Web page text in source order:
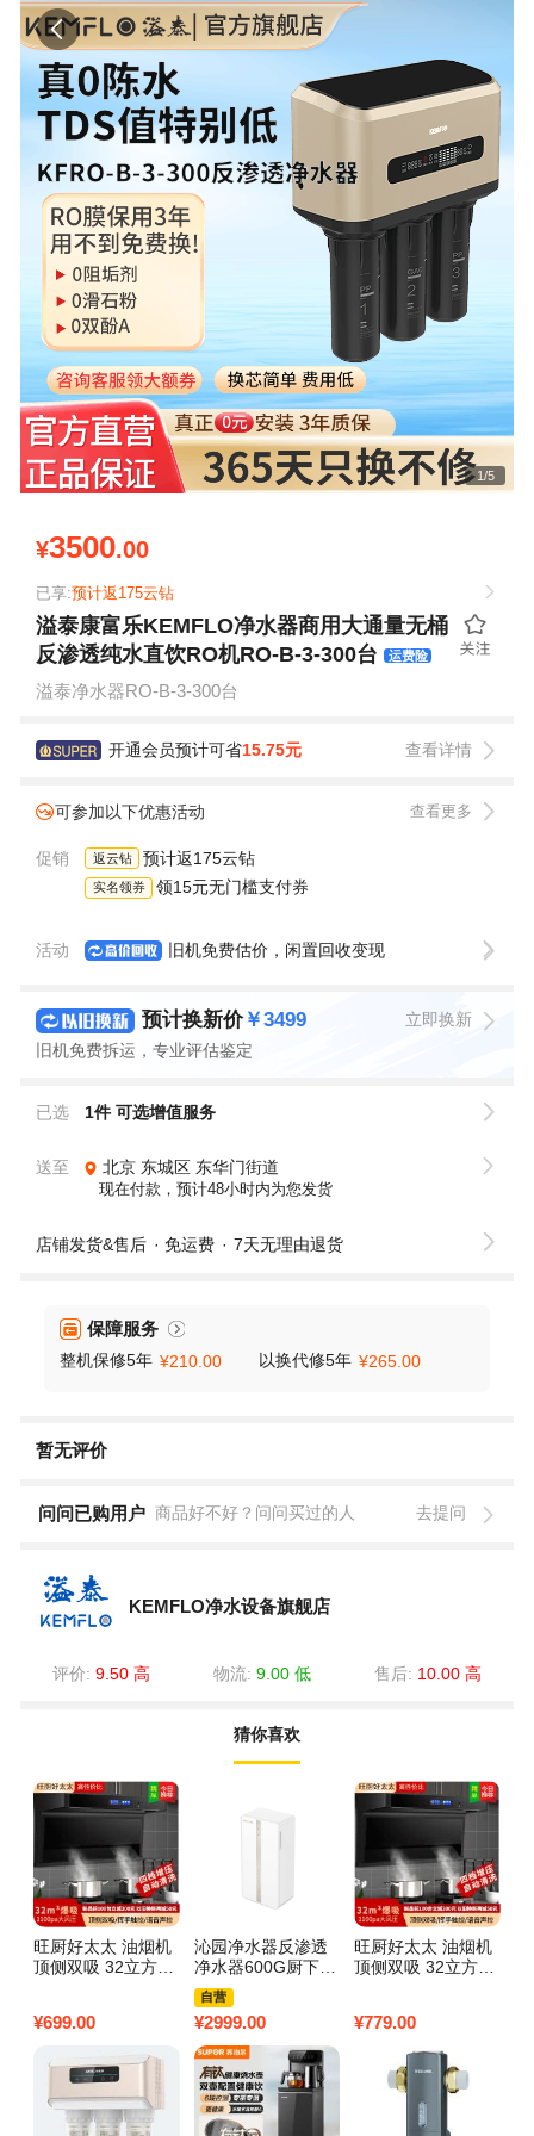
1/5
¥3500.00
已享:预计返175云钻
溢泰康富乐KEMFLO净水器商用大通量无桶
反渗透纯水直饮RO机RO-B-3-300台 运费险
溢泰净水器RO-B-3-300台
开通会员预计可省15.75元 查看详情
可参加以下优惠活动 查看更多
促销 返云钻 预计返175云钻
实名领券 领15元无门槛支付券
活动 旧机免费估价，闲置回收变现
预计换新价￥3499
立即换新
旧机免费拆运，专业评估鉴定
已选 1件可选增值服务
送至 北京 东城区 东华门街道
现在付款，预计48小时内为您发货
店铺发货&售后 免运费 7天无理由退货
保障服务
整机保修5年 ¥210.00 以换代修5年 ¥265.00
暂无评价
问问已购用户 商品好不好？问问买过的人 去提问
KEMFLO净水设备旗舰店
评价: 9.50 高 物流: 9.00 低 售后: 10.00 高
猜你喜欢
旺厨好太太 油烟机
顶侧双吸 32立方大
语音声控 触摸式
¥699.00
沁园净水器反渗透
净水器600G厨下净
水 UR-Q3610
自营
¥2999.00
旺厨好太太 油烟机
顶侧双吸 32立方大
语音声控 触摸式
¥779.00